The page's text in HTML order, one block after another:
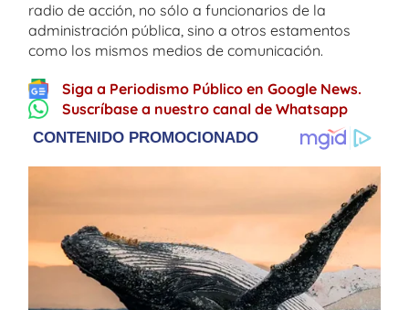
radio de acción, no sólo a funcionarios de la
administración pública, sino a otros estamentos
como los mismos medios de comunicación.
Siga a Periodismo Público en Google News.
Suscríbase a nuestro canal de Whatsapp